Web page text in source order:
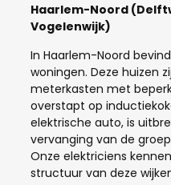
Haarlem-Noord
Vogelenwijk)
In Haarlem-Noord
woningen. Deze huizen
meterkasten met
overstapt op
elektrische auto, is
vervanging van de
Onze elektriciens
structuur van deze